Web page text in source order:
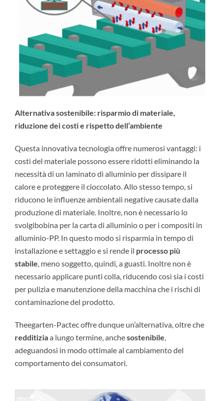
Alternativa sostenibile: risparmio di materiale,
riduzione dei costi e rispetto dell’ambiente
Questa innovativa tecnologia offre numerosi vantaggi: i
costi del materiale possono essere ridotti eliminando la
necessità di un laminato di alluminio per dissipare il
calore e proteggere il cioccolato. Allo stesso tempo, si
riducono le influenze ambientali negative causate dalla
produzione di materiale. Inoltre, non è necessario lo
svolgibobina per la carta di alluminio o per i compositi in
alluminio-PP. In questo modo si risparmia in tempo di
installazione e settaggio e si rende il processo più
stabile, meno soggetto, quindi, a guasti. Inoltre non è
necessario applicare punti colla, riducendo così sia i costi
per pulizia e manutenzione della macchina che i rischi di
contaminazione del prodotto.
Theegarten-Pactec offre dunque un’alternativa, oltre che
redditiziaa lungo termine, anchesostenibile,
adeguandosi in modo ottimale al cambiamento del
comportamento dei consumatori.